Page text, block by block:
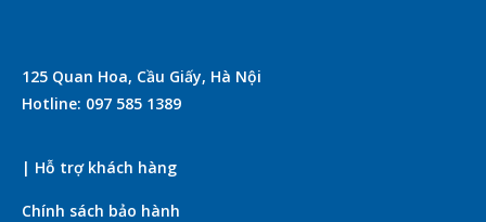
125 Quan Hoa, Cầu Giấy, Hà Nội
Hotline: 097 585 1389
| Hỗ trợ khách hàng
Chính sách bảo hành